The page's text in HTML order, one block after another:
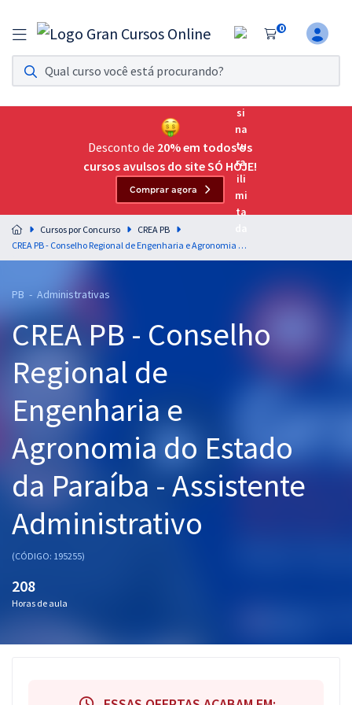
0
Assinatura Ilimitada 11
Acesso a todos os cursos. Teste grátis por 7 dias!
Assinatura OAB Até Passar
Acesso ilimitado a toda preparação para o Exame da
Residências Multiprofissionais
Preparação completa e intensiva para as principais
residências em saúde do Brasil
Cursos 20% OFF
Pós
Graduação
OAB
Mentorias
Questões grátis
Aprovados
Desconto de 20% em todos os
cursos avulsos do site SÓ HOJE!
Comprar agora
Cursos por Concurso
CREA PB
CREA PB - Conselho Regional de Engenharia e Agronomia do Estado da Paraíba - Assistente Administrativo
PB - Administrativas
CREA PB - Conselho
Regional de
Engenharia e
Agronomia do Estado
da Paraíba - Assistente
Administrativo
(CÓDIGO: 195255)
208
Horas de aula